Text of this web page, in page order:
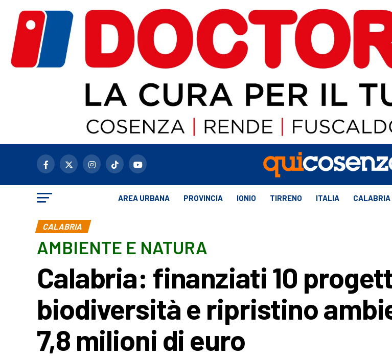
AREA URBANA PROVINCIA IONIO TIRRENO ITALIA CALABRIA
CALABRIA
AMBIENTE E NATURA
Calabria: finanziati 10
biodiversità e ripristino
7,8 milioni di euro